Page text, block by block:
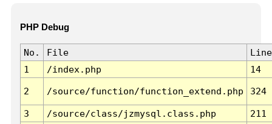
PHP Debug
No. File
Line
1
/index.php 14
2 /source/function/function_extend.php 324
3 /source/class/jzmysql.class.php
211